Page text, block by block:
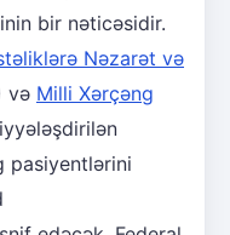
bir nəticəsidir.
Nəzarət və
və Milli Xərçəng
pasiyentlərini